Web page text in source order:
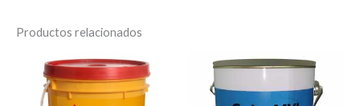
Productos relacionados